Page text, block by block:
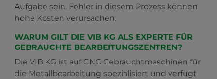
Aufgabe sein. Fehler in diesem Prozess können
hohe Kosten verursachen.
WARUM GILT DIE VIB KG ALS EXPERTE FÜR
GEBRAUCHTE BEARBEITUNGSZENTREN?
Die VIB KG ist auf CNC Gebrauchtmaschinen für
die Metallbearbeitung spezialisiert und verfügt